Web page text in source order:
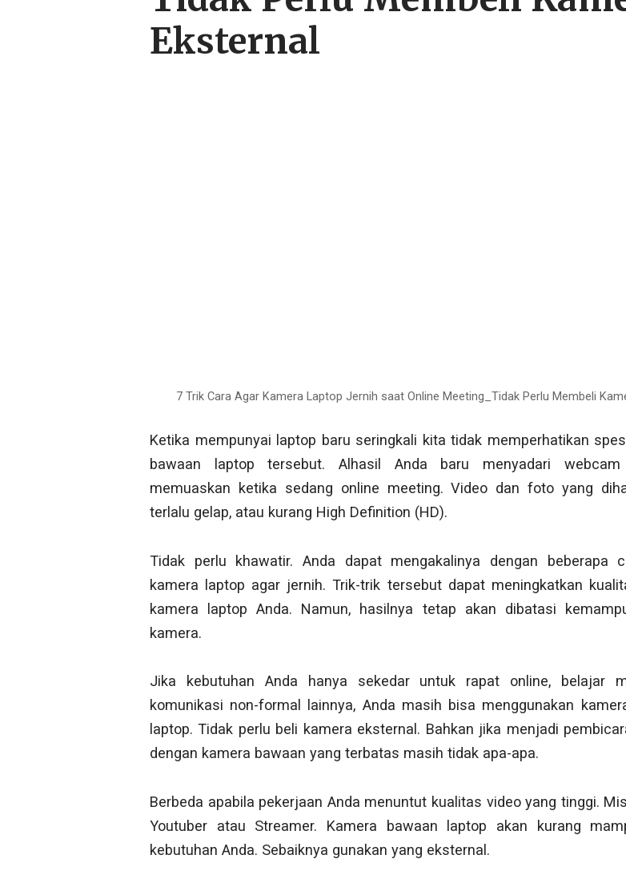
Eksternal
7 Trik Cara Agar Kamera Laptop Jernih saat Online Meeting_Tidak Perlu Membeli
Ketika mempunyai laptop baru seringkali kita tidak memperhatikan
bawaan laptop tersebut. Alhasil Anda baru menyadari
memuaskan ketika sedang online meeting. Video dan foto yang
terlalu gelap, atau kurang High Definition (HD).
Tidak perlu khawatir. Anda dapat mengakalinya dengan beberapa
kamera laptop agar jernih. Trik-trik tersebut dapat meningkatkan
kamera laptop Anda. Namun, hasilnya tetap akan dibatasi
kamera.
Jika kebutuhan Anda hanya sekedar untuk rapat online, belajar
komunikasi non-formal lainnya, Anda masih bisa menggunakan
laptop. Tidak perlu beli kamera eksternal. Bahkan jika menjadi
dengan kamera bawaan yang terbatas masih tidak apa-apa.
Berbeda apabila pekerjaan Anda menuntut kualitas video yang tinggi.
Youtuber atau Streamer. Kamera bawaan laptop akan kurang
kebutuhan Anda. Sebaiknya gunakan yang eksternal.